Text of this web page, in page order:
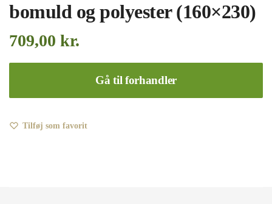
bomuld og polyester (160×230)
709,00 kr.
Gå til forhandler
Tilføj som favorit